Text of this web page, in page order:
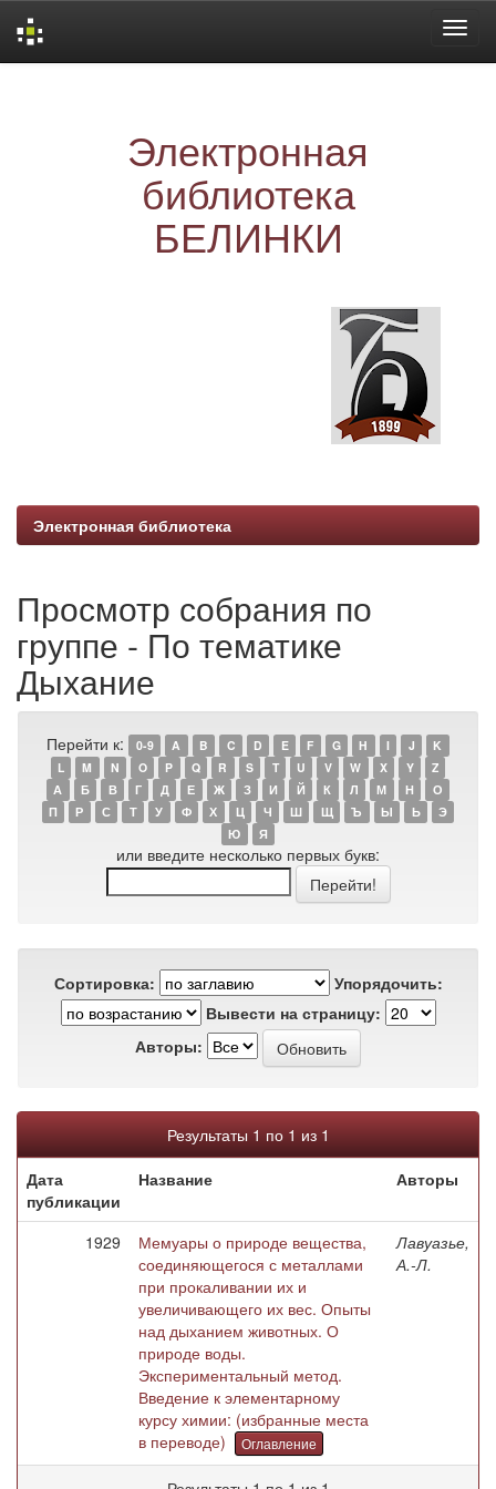
Электронная
библиотека
БЕЛИНКИ
Электронная библиотека
Просмотр собрания по
группе - По тематике
Дыхание
Перейти к: 0-9 A B C D E F G H I J
K
L
M N O P Q R S T U V W X Y
Z
А
Б В Г Д Е Ж З И Й К Л М Н
О
П
Р С Т У Ф Х Ц Ч Ш Щ Ъ Ы Ь
Э
Ю
Я
или введите несколько первых букв:
Сортировка:
Упорядочить:
Вывести на страницу:
Авторы:
Результаты 1 по 1 из 1
Дата
публикации
Название Авторы
1929
Мемуары о природе вещества,
соединяющегося с металлами
при прокаливании их и
увеличивающего их вес. Опыты
над дыханием животных. О
природе воды.
Экспериментальный метод.
Введение к элементарному
курсу химии: (избранные места
в переводе)
Оглавление
Лавуазье,
А.-Л.